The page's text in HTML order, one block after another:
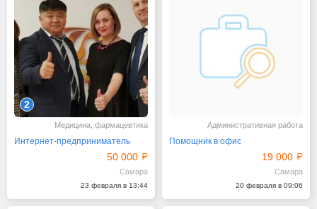
2
Медицина, фармацевтика
Интернет-предприниматель
50 000
Самара
23 февраля в 13:44
Административная работа
Помощник в офис
19 000
Самара
20 февраля в 09:06